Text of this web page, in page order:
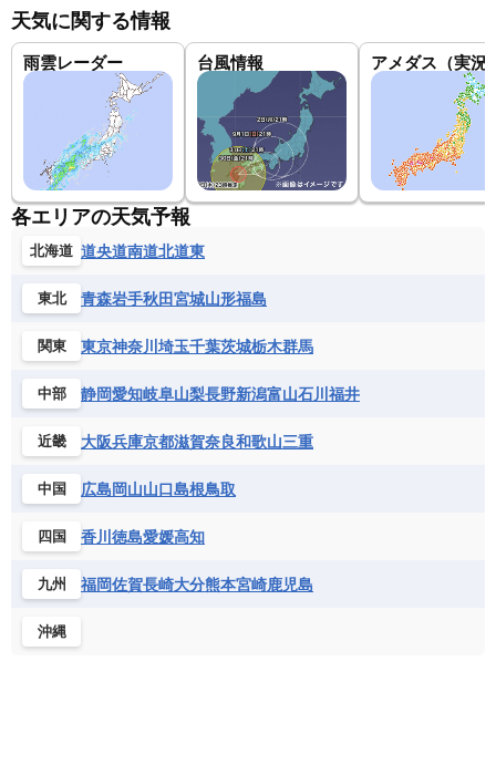
天気に関する情報
雨雲レーダー 台風情報 アメダス（実況
各エリアの天気予報
北海道 道央道南道北道東
東北 青森岩手秋田宮城山形福島
関東 東京神奈川 埼玉千葉茨城栃木群馬
中部 静岡愛知岐阜山梨長野新潟富山石川 福井
近畿 大阪兵庫京都滋賀奈良和歌山三重
中国 広島岡山山口島根鳥取
四国 香川 徳島愛媛高知
九州 福岡佐賀長崎大分熊本宮崎鹿児島
沖縄